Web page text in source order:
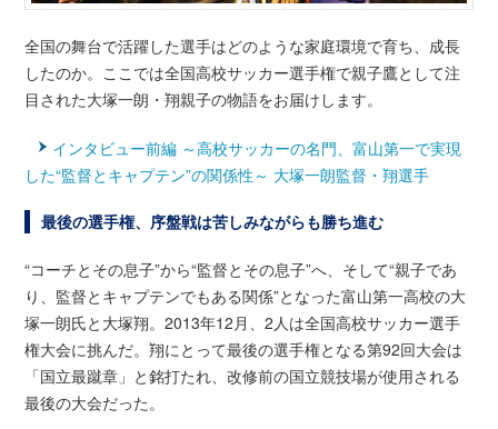
全国の舞台で活躍した選手はどのような家庭環境で育ち、成長
したのか。ここでは全国高校サッカー選手権で親子鷹として注
目された大塚一朗・翔親子の物語をお届けします。
インタビュー前編 ～高校サッカーの名門、富山第一で実現
した“監督とキャプテン”の関係性～ 大塚一朗監督・翔選手
最後の選手権、序盤戦は苦しみながらも勝ち進む
“コーチとその息子”から“監督とその息子”へ、そして“親子であ
り、監督とキャプテンでもある関係”となった富山第一高校の大
塚一朗氏と大塚翔。2013年12月、2人は全国高校サッカー選手
権大会に挑んだ。翔にとって最後の選手権となる第92回大会は
「国立最蹴章」と銘打たれ、改修前の国立競技場が使用される
最後の大会だった。